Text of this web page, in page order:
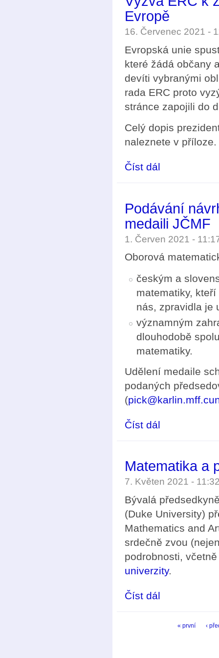
Evropě
16. Červenec 2021 -
Evropská unie
které žádá občany
devíti vybranými
rada ERC proto
stránce zapojili do
Celý dopis
naleznete v příloze.
Číst dál
Podávání
medaili JČMF
1. Červen 2021 -
Oborová
českým a
matematiky,
nás, zpravidla je
významným
dlouhodobě
matematiky.
Udělení medaile
podaných
(
Číst dál
Matematika a
7. Květen 2021 -
Bývalá
(Duke University)
Mathematics and
srdečně zvou
podrobnosti,
univerzity.
Číst dál
« první ‹